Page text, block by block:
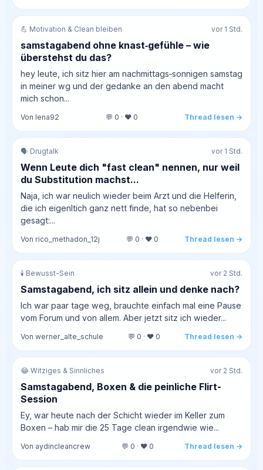
💪 Motivation & Clean bleiben vor 1 Std.
samstagabend ohne knast‑gefühle – wie
überstehst du das?
hey leute, ich sitz hier am nachmittags‑sonnigen samstag
in meiner wg und der gedanke an den abend macht
mich schon...
Von lena92 💬 0 · ❤️ 0 Thread lesen →
🗣️ Drugtalk vor 1 Std.
Wenn Leute dich "fast clean" nennen, nur weil
du Substitution machst...
Naja, ich war neulich wieder beim Arzt und die Helferin,
die ich eigenltich ganz nett finde, hat so nebenbei
gesagt:...
Von rico_methadon_12j 💬 0 · ❤️ 0 Thread lesen →
🕯️ Bewusst-Sein vor 2 Std.
Samstagabend, ich sitz allein und denke nach?
Ich war paar tage weg, brauchte einfach mal eine Pause
vom Forum und von allem. Aber jetzt sitz ich wieder...
Von werner_alte_schule 💬 0 · ❤️ 0 Thread lesen →
😂 Witziges & Sinnliches vor 2 Std.
Samstagabend, Boxen & die peinliche Flirt-
Session
Ey, war heute nach der Schicht wieder im Keller zum
Boxen – hab mir die 25 Tage clean irgendwie wie...
Von aydincleancrew 💬 0 · ❤️ 0 Thread lesen →